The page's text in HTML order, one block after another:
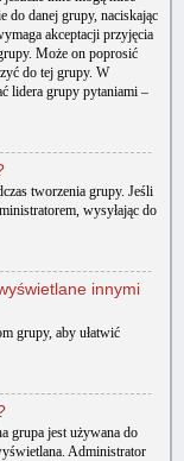
do danej grupy, naciskając
akceptacji przyjęcia
Może on poprosić
do tej grupy. W
lidera grupy pytaniami –
tworzenia grupy. Jeśli
wysyłając do
innymi
grupy, aby ułatwić
grupa jest używana do
Administrator